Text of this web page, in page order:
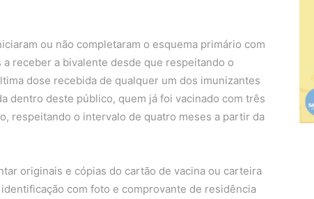
ou não completaram o esquema primário com
receber a bivalente desde que respeitando o
dose recebida de qualquer um dos imunizantes
dentro deste público, quem já foi vacinado com três
respeitando o intervalo de quatro meses a partir da
originais e cópias do cartão de vacina ou carteira
com foto e comprovante de residência